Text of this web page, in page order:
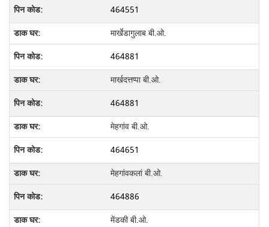
464551
मार्खेडागुलाब बी.ओ.
464881
मार्खदत्तप्पा बी.ओ.
464881
मेहगांव बी.ओ.
464651
मेहगांवकलां बी.ओ.
464886
मेंडकी बी.ओ.